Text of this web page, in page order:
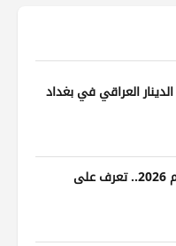
العراقي في بغداد
من ودية الأربعاء إلى كأس العالم 2026.. تعرف على